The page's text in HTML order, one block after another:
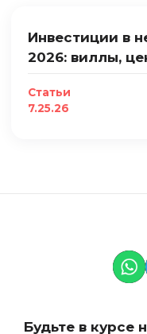
Инвестиции в
2026: виллы,
Статьи
7.25.26
Будьте в курсе